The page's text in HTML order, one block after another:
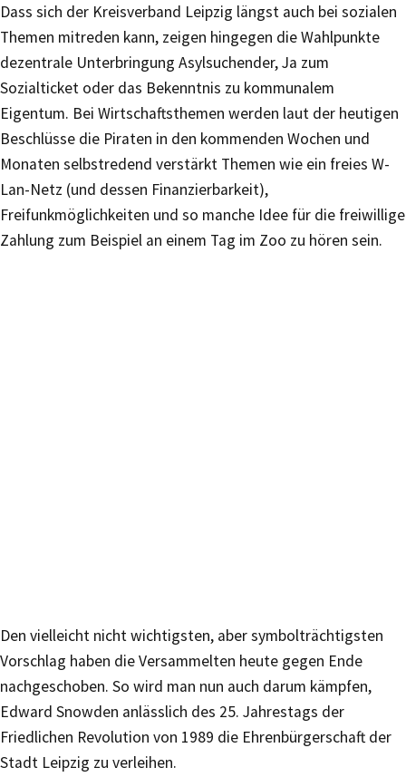
Dass sich der Kreisverband Leipzig längst auch bei sozialen
Themen mitreden kann, zeigen hingegen die Wahlpunkte
dezentrale Unterbringung Asylsuchender, Ja zum
Sozialticket oder das Bekenntnis zu kommunalem
Eigentum. Bei Wirtschaftsthemen werden laut der heutigen
Beschlüsse die Piraten in den kommenden Wochen und
Monaten selbstredend verstärkt Themen wie ein freies W-
Lan-Netz (und dessen Finanzierbarkeit),
Freifunkmöglichkeiten und so manche Idee für die freiwillige
Zahlung zum Beispiel an einem Tag im Zoo zu hören sein.
Den vielleicht nicht wichtigsten, aber symbolträchtigsten
Vorschlag haben die Versammelten heute gegen Ende
nachgeschoben. So wird man nun auch darum kämpfen,
Edward Snowden anlässlich des 25. Jahrestags der
Friedlichen Revolution von 1989 die Ehrenbürgerschaft der
Stadt Leipzig zu verleihen.